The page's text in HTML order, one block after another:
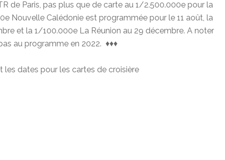
de Paris, pas plus que de carte au 1/2.500.000e pour la
Nouvelle Calédonie est programmée pour le 11 août, la
et la 1/100.000e La Réunion au 29 décembre. A noter
au programme en 2022. ♦♦♦
les dates pour les cartes de croisière